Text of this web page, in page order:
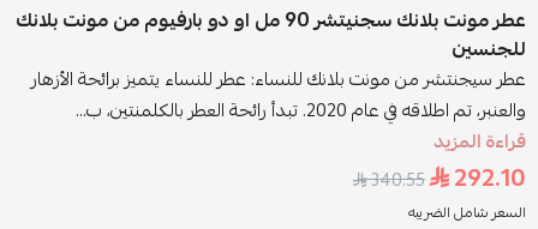
عطر مونت بلانك سجنيتشر 90 مل او دو بارفيوم من مونت بلانك
للجنسين
عطر سيجنتشر من مونت بلانك للنساء: عطر للنساء يتميز برائحة الأزهار
والعنبر، تم اطلاقه في عام 2020. تبدأ رائحة العطر بالكلمنتين، ب...
قراءة المزيد
292.10
340.55
السعر شامل الضريبه